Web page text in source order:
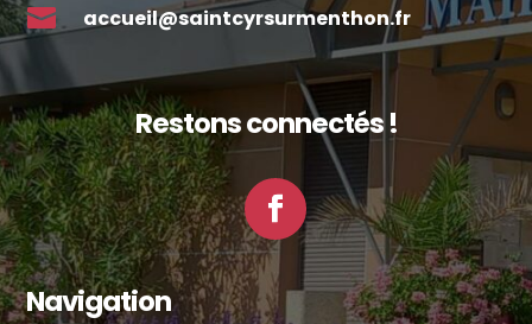
 accueil@saintcyrsurmenthon.fr
Restons connectés !
Facebook
Navigation